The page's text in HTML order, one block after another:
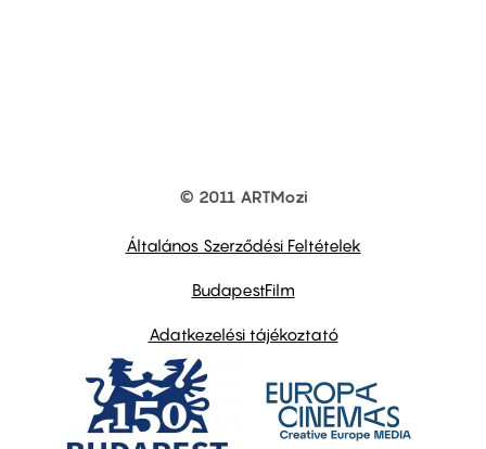
© 2011 ARTMozi
Általános Szerződési Feltételek
BudapestFilm
Adatkezelési tájékoztató